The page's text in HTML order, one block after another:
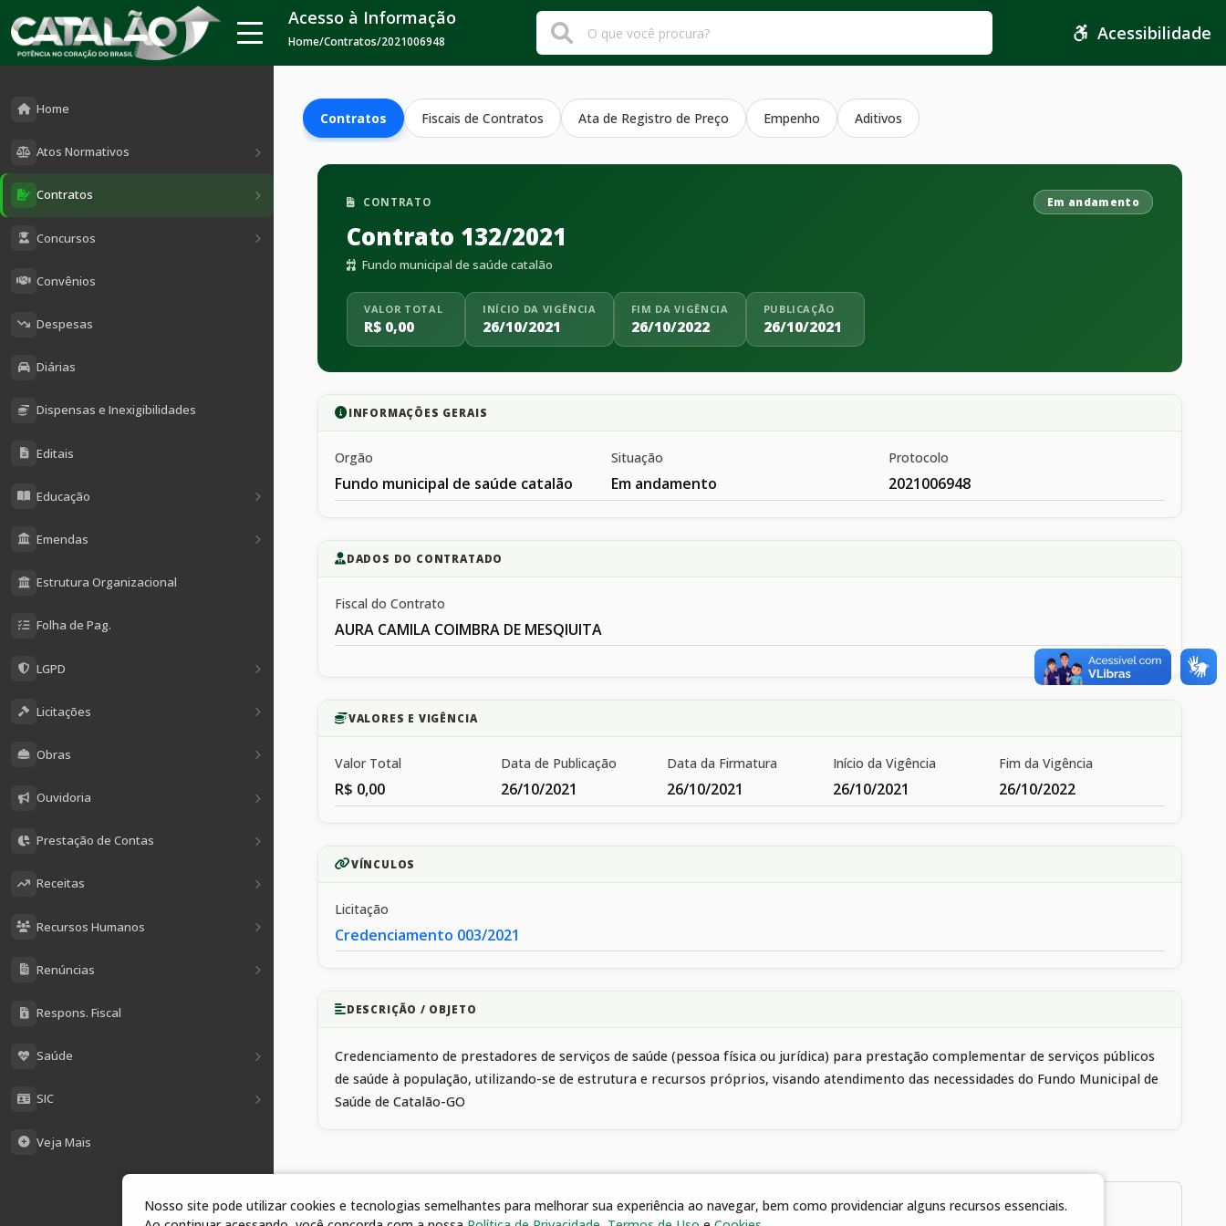
Home
Atos Normativos
Contratos
Concursos
Convênios
Despesas
Diárias
Dispensas e Inexigibilidades
Editais
Educação
Emendas
Estrutura Organizacional
Folha de Pag.
LGPD
Licitações
Obras
Ouvidoria
Prestação de Contas
Receitas
Recursos Humanos
Renúncias
Respons. Fiscal
Saúde
SIC
Veja Mais
Acesso à Informação
Home/Contratos/2021006948 Acessibilidade
Contratos Fiscais de Contratos Ata de Registro de Preço Empenho Aditivos
CONTRATO Em andamento
Contrato 132/2021
Fundo municipal de saúde catalão
VALOR TOTAL
R$ 0,00
INÍCIO DA VIGÊNCIA
26/10/2021
FIM DA VIGÊNCIA
26/10/2022
PUBLICAÇÃO
26/10/2021
INFORMAÇÕES GERAIS
Orgão
Fundo municipal de saúde catalão
Situação
Em andamento
Protocolo
2021006948
DADOS DO CONTRATADO
Fiscal do Contrato
AURA CAMILA COIMBRA DE MESQIUITA
VALORES E VIGÊNCIA
Valor Total
R$ 0,00
Data de Publicação
26/10/2021
Data da Firmatura
26/10/2021
Início da Vigência
26/10/2021
Fim da Vigência
26/10/2022
VÍNCULOS
Licitação
Credenciamento 003/2021
DESCRIÇÃO / OBJETO
Credenciamento de prestadores de serviços de saúde (pessoa física ou jurídica) para prestação complementar de serviços públicos
de saúde à população, utilizando-se de estrutura e recursos próprios, visando atendimento das necessidades do Fundo Municipal de
Saúde de Catalão-GO
1 arquivos
Nosso site pode utilizar cookies e tecnologias semelhantes para melhorar sua experiência ao navegar, bem como providenciar alguns recursos essenciais.